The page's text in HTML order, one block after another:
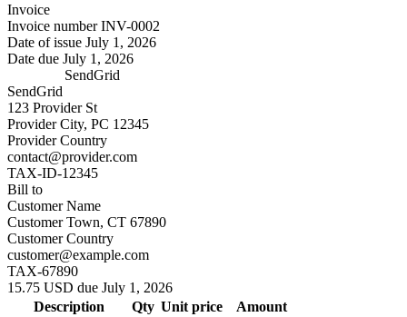
Invoice
Invoice numberINV-0002
Date of issue July 1, 2026
Date due July 1, 2026
SendGrid
SendGrid
123 Provider St
Provider City, PC 12345
Provider Country
contact@provider.com
TAX-ID-12345
Bill to
Customer Name
Customer Town, CT 67890
Customer Country
customer@example.com
TAX-67890
15.75 USD due July 1, 2026
Description
Qty Unit price
Amount